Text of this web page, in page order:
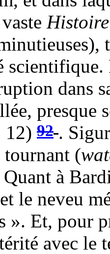
dans
12) 92 .
tournant (
à
le neveu
». Et, pour
avec le